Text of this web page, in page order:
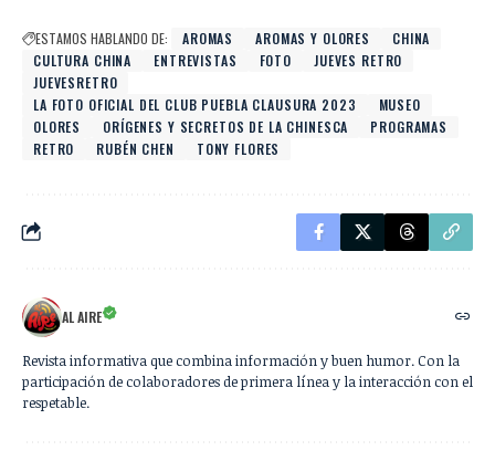
ESTAMOS HABLANDO DE: AROMAS AROMAS Y OLORES
CHINA
CULTURA CHINA
ENTREVISTAS FOTO
JUEVES RETRO
JUEVESRETRO
LA FOTO OFICIAL DEL CLUB PUEBLA CLAUSURA 2023
MUSEO
OLORES
ORÍGENES Y SECRETOS DE LA CHINESCA
PROGRAMAS
RETRO
RUBÉN CHEN TONY FLORES
AL AIRE
Revista informativa que combina información y buen humor. Con la
participación de colaboradores de primera línea y la interacción con el
respetable.